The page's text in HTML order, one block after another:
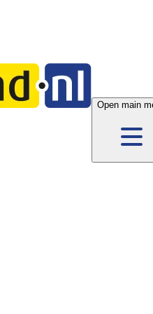
Open main